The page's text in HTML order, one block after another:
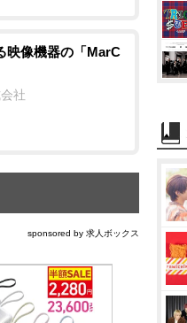
映像機器の「MarC
社
sponsored by 求人ボックス